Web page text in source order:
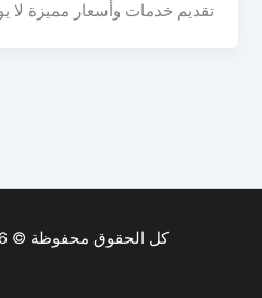
تقديم خدمات وأسعار مميزة لا
كل الحقوق محفوظة © 2026 السريع الدولي